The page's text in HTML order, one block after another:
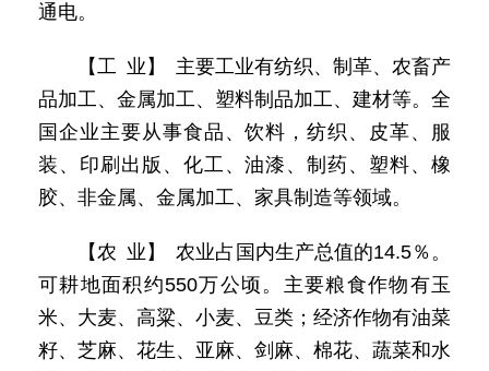
通电。
【工 业】 主要工业有纺织、制革、农畜产
品加工、金属加工、塑料制品加工、建材等。全
国企业主要从事食品、饮料，纺织、皮革、服
装、印刷出版、化工、油漆、制药、塑料、橡
胶、非金属、金属加工、家具制造等领域。
【农 业】 农业占国内生产总值的14.5％。
可耕地面积约550万公顷。主要粮食作物有玉
米、大麦、高粱、小麦、豆类；经济作物有油菜
籽、芝麻、花生、亚麻、剑麻、棉花、蔬菜和水